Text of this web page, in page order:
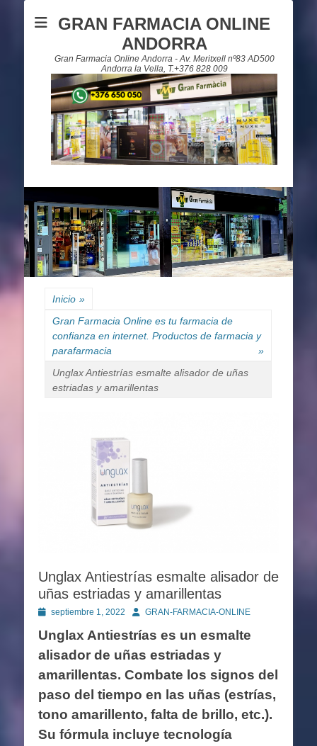
GRAN FARMACIA ONLINE
ANDORRA
Gran Farmacia Online Andorra - Av. Meritxell nº83 AD500
Andorra la Vella, T.+376 828 009
Inicio »
Gran Farmacia Online es tu farmacia de
confianza en internet. Productos de farmacia y
parafarmacia
»
Unglax Antiestrías esmalte alisador de uñas
estriadas y amarillentas
Unglax Antiestrías esmalte alisador de
uñas estriadas y amarillentas
Publicado
septiembre 1, 2022 AutorGRAN-FARMACIA-ONLINE
Unglax Antiestrías es un esmalte
alisador de uñas estriadas y
amarillentas. Combate los signos del
paso del tiempo en las uñas (estrías,
tono amarillento, falta de brillo, etc.).
Su fórmula incluye tecnología